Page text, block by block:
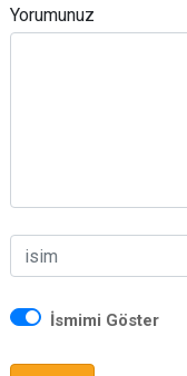
Yorumunuz
İsmimi Göster